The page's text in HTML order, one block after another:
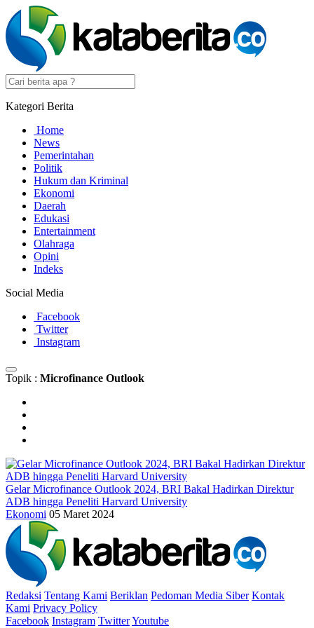
Kategori Berita
Home
News
Pemerintahan
Politik
Hukum dan Kriminal
Ekonomi
Daerah
Edukasi
Entertainment
Olahraga
Opini
Indeks
Social Media
Facebook
Twitter
Instagram
Topik : Microfinance Outlook
Gelar Microfinance Outlook 2024, BRI Bakal Hadirkan Direktur
ADB hingga Peneliti Harvard University
Ekonomi 05 Maret 2024
Redaksi Tentang Kami Beriklan Pedoman Media Siber Kontak
Kami Privacy Policy
Facebook Instagram TwitterYoutube